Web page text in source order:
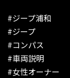
#ジープ浦和
#ジープ
#コンパス
#車両説明
#女性オーナー